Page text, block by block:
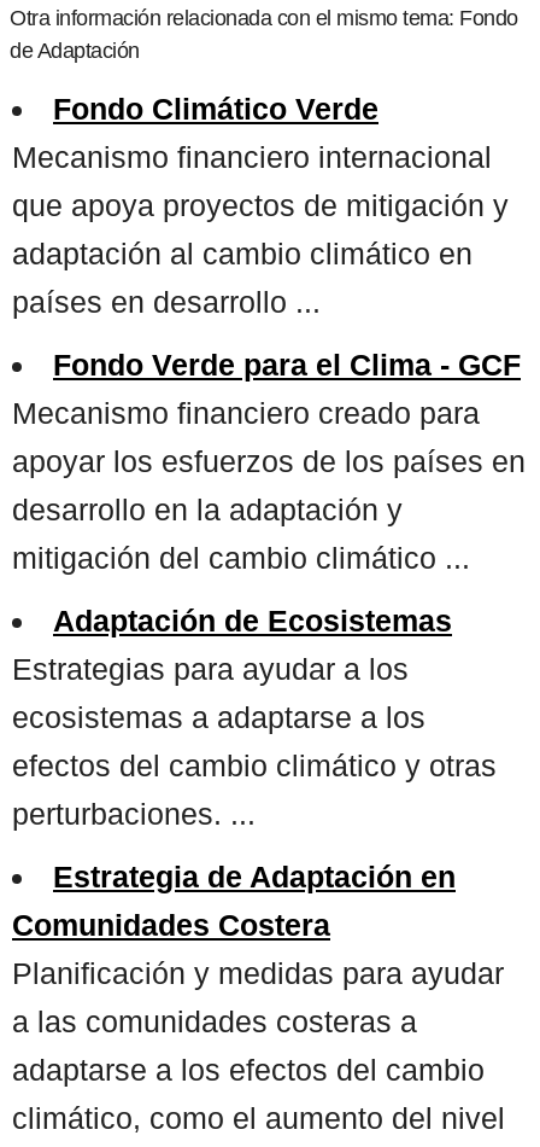
Otra información relacionada con el mismo tema: Fondo
de Adaptación
Fondo Climático Verde
Mecanismo financiero internacional
que apoya proyectos de mitigación y
adaptación al cambio climático en
países en desarrollo ...
Fondo Verde para el Clima - GCF
Mecanismo financiero creado para
apoyar los esfuerzos de los países en
desarrollo en la adaptación y
mitigación del cambio climático ...
Adaptación de Ecosistemas
Estrategias para ayudar a los
ecosistemas a adaptarse a los
efectos del cambio climático y otras
perturbaciones. ...
Estrategia de Adaptación en
Comunidades Costera
Planificación y medidas para ayudar
a las comunidades costeras a
adaptarse a los efectos del cambio
climático, como el aumento del nivel